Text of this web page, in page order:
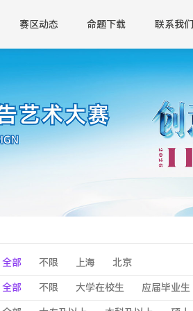
赛区动态 命题下载 联系我们
全部 不限 上海 北京
全部 不限 大学在校生 应届毕业生